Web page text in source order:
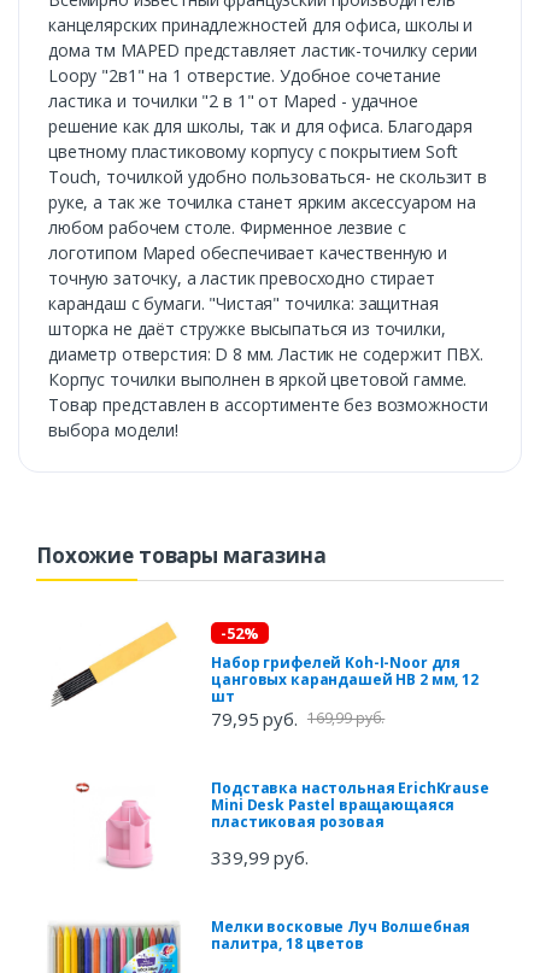
канцелярских принадлежностей для офиса, школы и
дома тм MAPED представляет ластик-точилку серии
Loopy "2в1" на 1 отверстие. Удобное сочетание
ластика и точилки "2 в 1" от Maped - удачное
решение как для школы, так и для офиса. Благодаря
цветному пластиковому корпусу с покрытием Soft
Touch, точилкой удобно пользоваться- не скользит в
руке, а так же точилка станет ярким аксессуаром на
любом рабочем столе. Фирменное лезвие с
логотипом Maped обеспечивает качественную и
точную заточку, а ластик превосходно стирает
карандаш с бумаги. "Чистая" точилка: защитная
шторка не даёт стружке высыпаться из точилки,
диаметр отверстия: D 8 мм. Ластик не содержит ПВХ.
Корпус точилки выполнен в яркой цветовой гамме.
Товар представлен в ассортименте без возможности
выбора модели!
Похожие товары магазина
-52%
Набор грифелей Koh-I-Noor для
цанговых карандашей HB 2 мм, 12
шт
79,95 руб. 169,99 руб.
Подставка настольная ErichKrause
Mini Desk Pastel вращающаяся
пластиковая розовая
339,99 руб.
Мелки восковые Луч Волшебная
палитра, 18 цветов